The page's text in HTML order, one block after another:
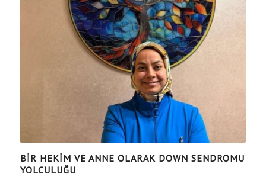
BİR HEKİM VE ANNE OLARAK DOWN SENDROMU
YOLCULUĞU